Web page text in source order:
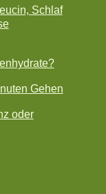
Schlaf
Gehen
oder